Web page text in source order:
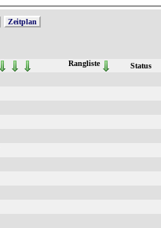
Zeitplan
Rangliste Status